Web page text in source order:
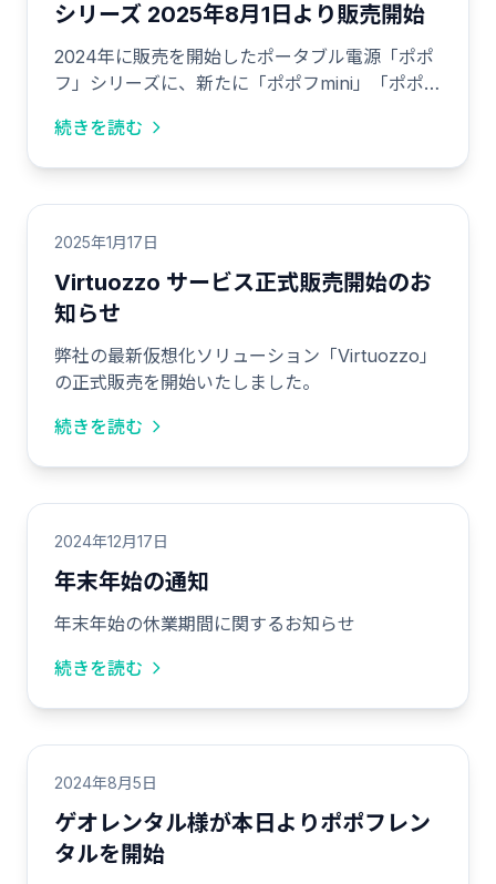
シリーズ 2025年8月1日より販売開始
2024年に販売を開始したポータブル電源「ポポ
フ」シリーズに、新たに「ポポフmini」「ポポフ
す。
続きを読む
2025年1月17日
Virtuozzo サービス正式販売開始のお
知らせ
弊社の最新仮想化ソリューション「Virtuozzo」
の正式販売を開始いたしました。
続きを読む
2024年12月17日
年末年始の通知
年末年始の休業期間に関するお知らせ
続きを読む
2024年8月5日
ゲオレンタル様が本日よりポポフレン
タルを開始